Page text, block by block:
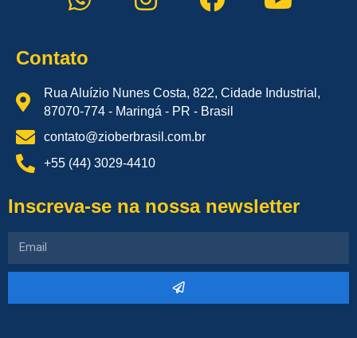
Contato
Rua Aluízio Nunes Costa, 822, Cidade Industrial,
87070-774 - Maringá - PR - Brasil
contato@zioberbrasil.com.br
+55 (44) 3029-4410
Inscreva-se na nossa newsletter